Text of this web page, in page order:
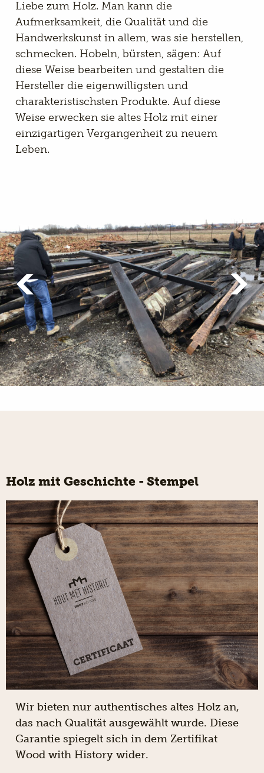
Liebe zum Holz. Man kann die
Aufmerksamkeit, die Qualität und die
Handwerkskunst in allem, was sie herstellen,
schmecken. Hobeln, bürsten, sägen: Auf
diese Weise bearbeiten und gestalten die
Hersteller die eigenwilligsten und
charakteristischsten Produkte. Auf diese
Weise erwecken sie altes Holz mit einer
einzigartigen Vergangenheit zu neuem
Leben.
Holz mit Geschichte - Stempel
Wir bieten nur authentisches altes Holz an,
das nach Qualität ausgewählt wurde. Diese
Garantie spiegelt sich in dem Zertifikat
Wood with History wider.